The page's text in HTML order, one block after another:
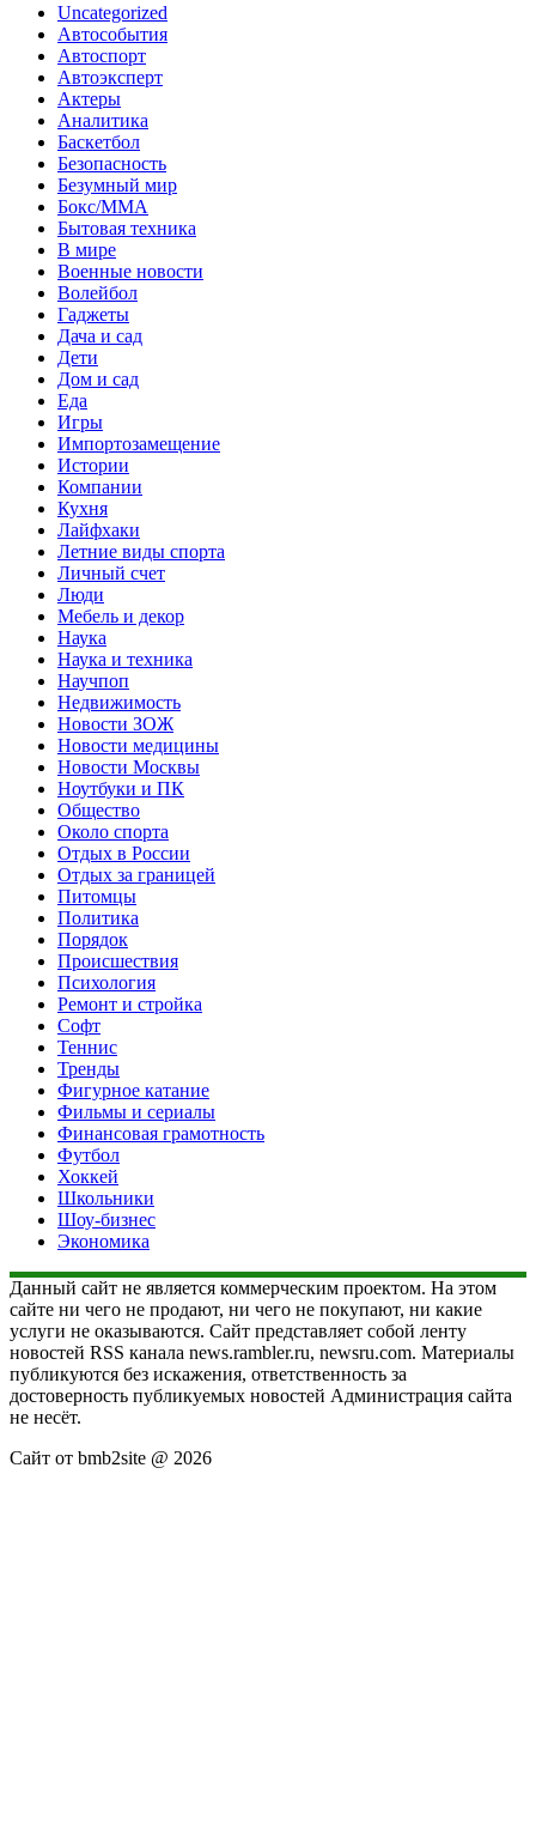
Uncategorized
Автособытия
Автоспорт
Автоэксперт
Актеры
Аналитика
Баскетбол
Безопасность
Безумный мир
Бокс/MMA
Бытовая техника
В мире
Военные новости
Волейбол
Гаджеты
Дача и сад
Дети
Дом и сад
Еда
Игры
Импортозамещение
Истории
Компании
Кухня
Лайфхаки
Летние виды спорта
Личный счет
Люди
Мебель и декор
Наука
Наука и техника
Научпоп
Недвижимость
Новости ЗОЖ
Новости медицины
Новости Москвы
Ноутбуки и ПК
Общество
Около спорта
Отдых в России
Отдых за границей
Питомцы
Политика
Порядок
Происшествия
Психология
Ремонт и стройка
Софт
Теннис
Тренды
Фигурное катание
Фильмы и сериалы
Финансовая грамотность
Футбол
Хоккей
Школьники
Шоу-бизнес
Экономика
Данный сайт не является коммерческим проектом. На этом
сайте ни чего не продают, ни чего не покупают, ни какие
услуги не оказываются. Сайт представляет собой ленту
новостей RSS канала news.rambler.ru, newsru.com. Материалы
публикуются без искажения, ответственность за
достоверность публикуемых новостей Администрация сайта
не несёт.
Сайт от bmb2site @ 2026